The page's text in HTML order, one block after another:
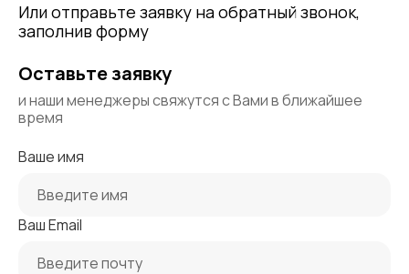
Или отправьте заявку на обратный звонок,
заполнив форму
Оставьте заявку
и наши менеджеры свяжутся с Вами в ближайшее
время
Ваше имя
Ваш Email